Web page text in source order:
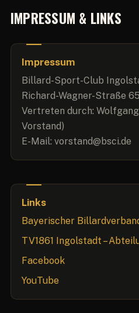
IMPRESSUM & LINKS
Impressum
Billard-Sport-Club
Richard-Wagner-Straße
Vertreten durch: Wolfgang
Vorstand)
E-Mail: vorstand@bsci.de
Links
Bayerischer
TV1861 Ingolstadt –
Facebook
YouTube